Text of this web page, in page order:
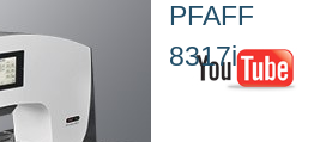
PFAFF
8317i